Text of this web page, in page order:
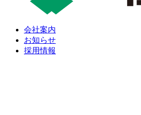
会社案内
お知らせ
採用情報